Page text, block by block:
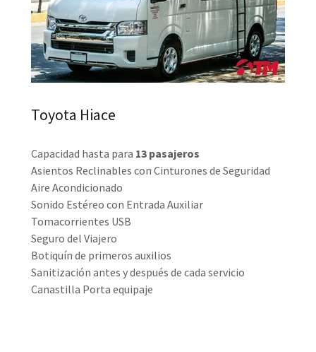
Toyota Hiace
Capacidad hasta para 13 pasajeros
Asientos Reclinables con Cinturones de Seguridad
Aire Acondicionado
Sonido Estéreo con Entrada Auxiliar
Tomacorrientes USB
Seguro del Viajero
Botiquín de primeros auxilios
Sanitización antes y después de cada servicio
Canastilla Porta equipaje